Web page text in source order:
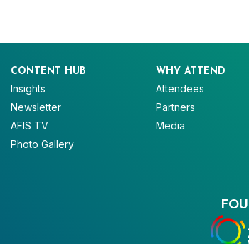
CONTENT HUB
Insights
Newsletter
AFIS TV
Photo Gallery
WHY ATTEND
Attendees
Partners
Media